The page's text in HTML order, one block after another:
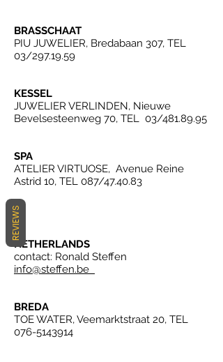
BRASSCHAAT
PIU JUWELIER, Bredabaan 307, TEL
03/297.19.59
KESSEL
JUWELIER VERLINDEN, Nieuwe
Bevelsesteenweg 70, TEL 03/481.89.95
SPA
ATELIER VIRTUOSE, Avenue Reine
Astrid 10, TEL 087/47.40.83
NETHERLANDS
contact: Ronald Steffen
info@steffen.be
BREDA
TOE WATER, Veemarktstraat 20, TEL
076-5143914
REVIEWS